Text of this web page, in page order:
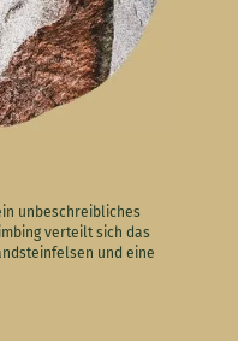
unbeschreibliches
verteilt sich das
und eine